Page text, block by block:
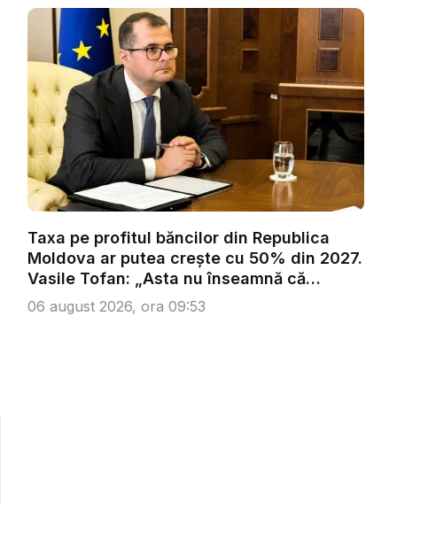
Taxa pe profitul băncilor din Republica
Moldova ar putea crește cu 50% din 2027.
Vasile Tofan: „Asta nu înseamnă că
trebu...
06 august 2026, ora 09:53